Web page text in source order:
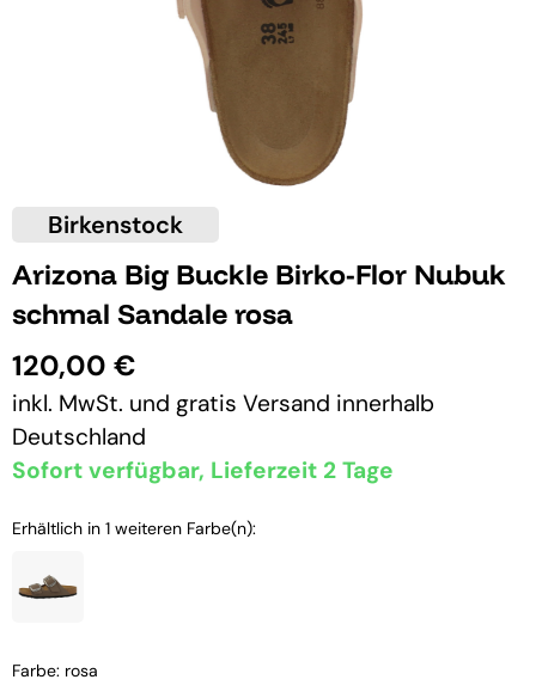
Birkenstock
Arizona Big Buckle Birko-Flor Nubuk
schmal Sandale rosa
120,00 €
inkl. MwSt. und gratis Versand innerhalb
Deutschland
Sofort verfügbar, Lieferzeit 2 Tage
Erhältlich in 1 weiteren Farbe(n):
Farbe: rosa